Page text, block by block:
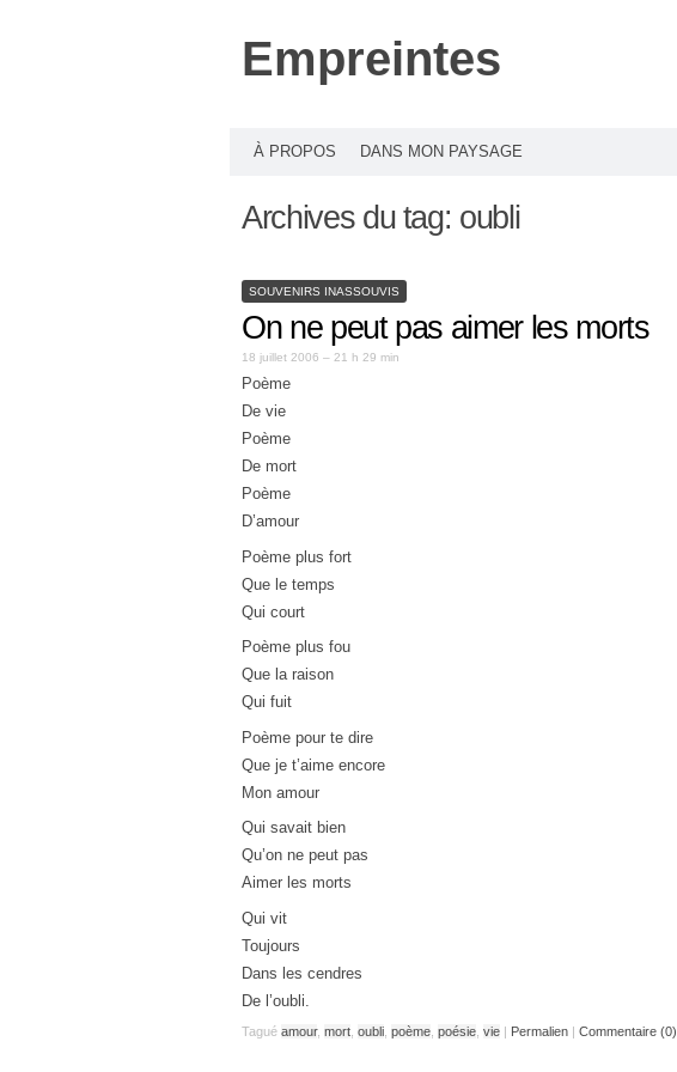
Empreintes
À PROPOS DANS MON PAYSAGE
Archives du tag: oubli
SOUVENIRS INASSOUVIS
On ne peut pas aimer les morts
18 juillet 2006 – 21 h 29 min
Poème
De vie
Poème
De mort
Poème
D’amour
Poème plus fort
Que le temps
Qui court
Poème plus fou
Que la raison
Qui fuit
Poème pour te dire
Que je t’aime encore
Mon amour
Qui savait bien
Qu’on ne peut pas
Aimer les morts
Qui vit
Toujours
Dans les cendres
De l’oubli.
Tagué amour, mort oubli poème poésie vie | Permalien | Commentaire (0)